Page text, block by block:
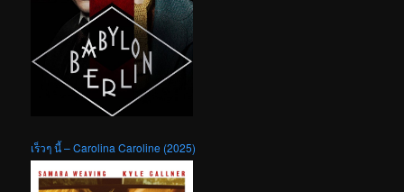
เร็วๆ นี้ – Carolina Caroline (2025)